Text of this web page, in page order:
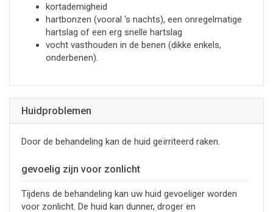
kortademigheid
hartbonzen (vooral ‘s nachts), een onregelmatige
hartslag of een erg snelle hartslag
vocht vasthouden in de benen (dikke enkels,
onderbenen).
Huidproblemen
Door de behandeling kan de huid geïrriteerd raken.
gevoelig zijn voor zonlicht
Tijdens de behandeling kan uw huid gevoeliger worden
voor zonlicht. De huid kan dunner, droger en